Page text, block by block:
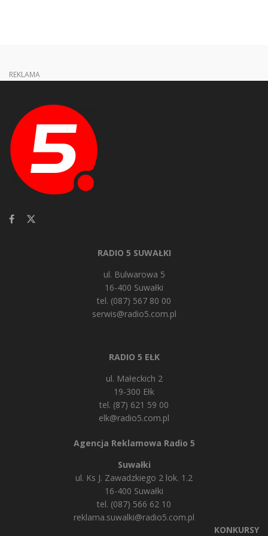
REKLAMA
RADIO 5 SUWAŁKI
ul. Bulwarowa 5
16-400 Suwałki
tel. (087) 567 80 00
serwis@radio5.com.pl
RADIO 5 EŁK
ul. Małeckich 2
19-300 Ełk
tel. (87) 621 59 00
elk@radio5.com.pl
Agencja Reklamowa Radio 5
Suwałki
ul. Ks J. Zawadzkiego 2 lok. 1.2
16-400 Suwałki
tel. (087) 566 62 10
reklama.suwalki@radio5.com.pl
KONKURSY